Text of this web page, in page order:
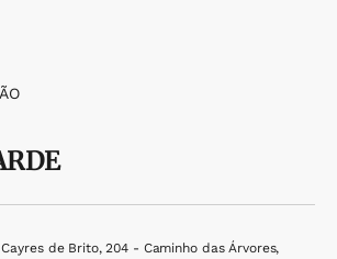
de Brito, 204 - Caminho das Árvores,